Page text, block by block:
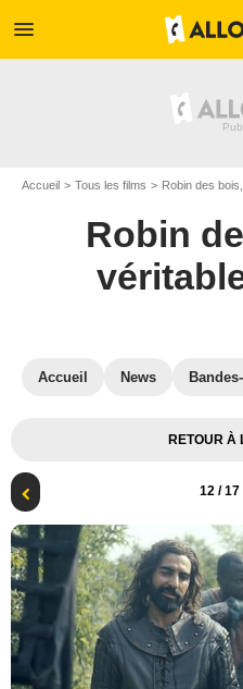
menu
Accueil Tous les films Robin des
Robin
Accueil News
RETOUR À
12 / 17